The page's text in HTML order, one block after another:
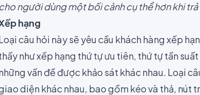
cho người dùng một bối cảnh cụ thể hơn khi trả
hạng
câu hỏi này sẽ yêu cầu khách hàng xếp
như xếp hạng thứ tự ưu tiên, thứ tự tần
vấn đề được khảo sát khác nhau. Loại
diện khác nhau, bao gồm kéo và thả, nút